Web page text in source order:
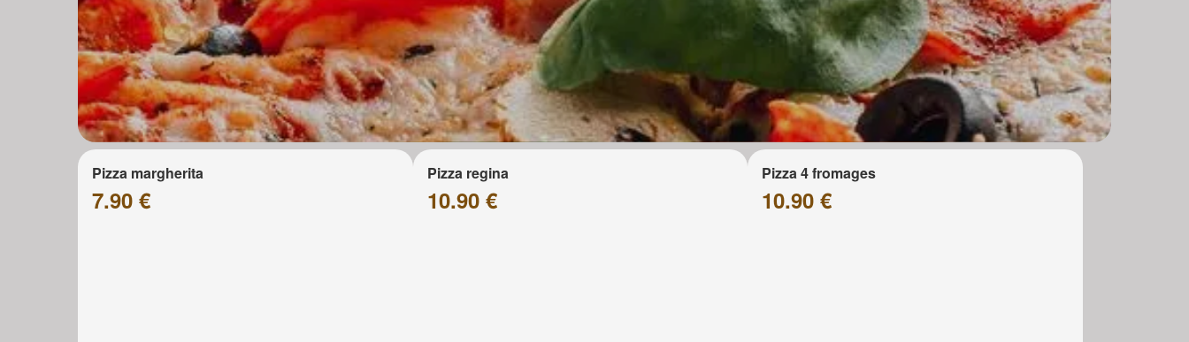
Pizza margherita
7.90 €
Pizza regina
10.90 €
Pizza 4 fromages
10.90 €